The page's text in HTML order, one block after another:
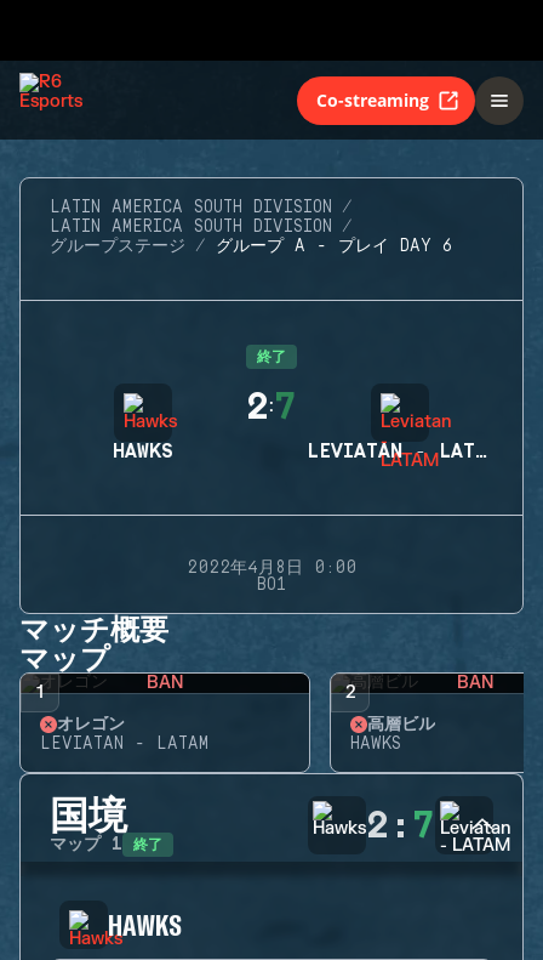
Co-streaming
LATIN AMERICA SOUTH DIVISION
LATIN AMERICA SOUTH DIVISION
グループステージ
グループ A - プレイ DAY 6
終了
HAWKS
2:7
LEVIATAN - LATAM
2022年4月8日 0:00
BO1
マッチ概要
マップ
1 BAN
オレゴン
LEVIATAN - LATAM
2 BAN
高層ビル
HAWKS
国境
マップ 1 終了 2 : 7
HAWKS